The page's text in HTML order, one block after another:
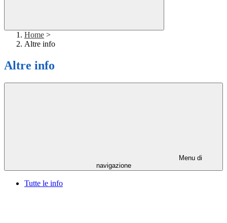
Home >
Altre info
Altre info
Menu di
navigazione
Tutte le info